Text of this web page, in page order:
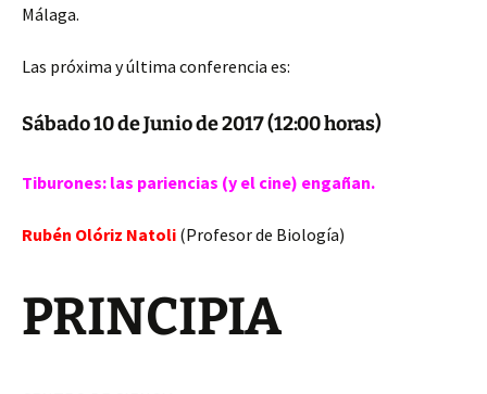
Málaga.
Las próxima y última conferencia es:
Sábado 10 de Junio de 2017 (12:00 horas)
Tiburones: las pariencias (y el cine) engañan.
Rubén Olóriz Natoli (Profesor de Biología)
PRINCIPIA